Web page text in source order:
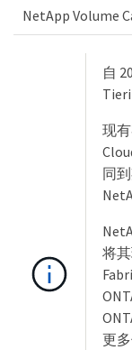
NetApp Volume
自
现
同
将
更